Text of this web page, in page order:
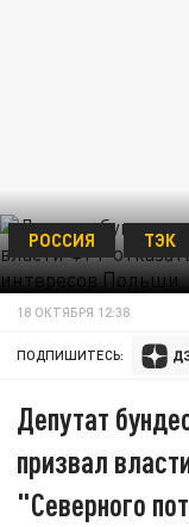
РОССИЯ ТЭК
18 ОКТЯБРЯ 12:38
ПОДПИШИТЕСЬ:
Депутат
призвал
"Северного